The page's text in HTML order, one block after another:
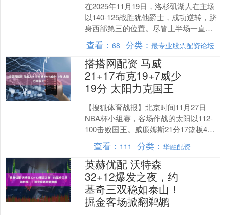
在2025年11月19日，洛杉矶湖人在主场
以140-125战胜犹他爵士，成功逆转，跻
身西部第三的位置。尽管上半场一直处
于落后，湖人在第三节打出了一波高效
的反击，....
查看： 68 分类： 最专业股票配资论坛
搭搭网配资 马威
21+17布克19+7威少
19分 太阳力克国王
【搜狐体育战报】北京时间11月27日
NBA杯小组赛，客场作战的太阳以112-
100击败国王。威廉姆斯21分17篮板4助
攻，穆雷19分8篮板3助攻。 全场具体比
分....
查看： 111 分类：华融配资
英赫优配 沃特森
32+12爆发之夜，约
基奇三双稳如泰山！
掘金客场掀翻鹈鹕